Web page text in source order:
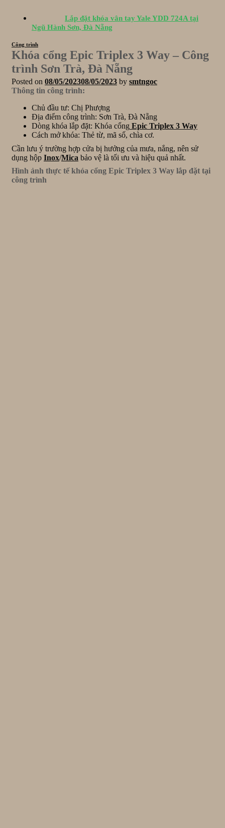
Lắp đặt khóa vân tay Yale YDD 724A tại
Ngũ Hành Sơn, Đà Nẵng
Công trình
Khóa cổng Epic Triplex 3 Way – Công
trình Sơn Trà, Đà Nẵng
Posted on 08/05/202308/05/2023 by smtngoc
Thông tin công trình:
Chủ đầu tư: Chị Phượng
Địa điểm công trình: Sơn Trà, Đà Nẵng
Dòng khóa lắp đặt: Khóa cổng Epic Triplex 3 Way
Cách mở khóa: Thẻ từ, mã số, chìa cơ.
Cần lưu ý trường hợp cửa bị hưởng của mưa, nắng, nên sử
dụng hộp Inox/Mica bảo vệ là tối ưu và hiệu quả nhất.
Hình ảnh thực tế khóa cổng Epic Triplex 3 Way lắp đặt tại
công trình